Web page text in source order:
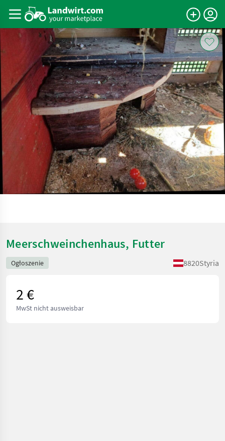
Meerschweinchenhaus, Futter
Ogłoszenie 8820Styria
2 €
MwSt nicht ausweisbar